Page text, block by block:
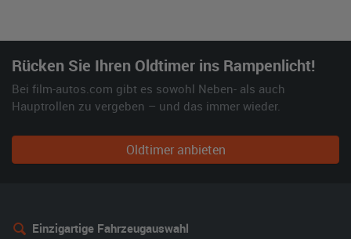
Rücken Sie Ihren Oldtimer ins Rampenlicht!
Bei film-autos.com gibt es sowohl Neben- als auch
Hauptrollen zu vergeben – und das immer wieder.
Oldtimer anbieten
Einzigartige Fahrzeugauswahl